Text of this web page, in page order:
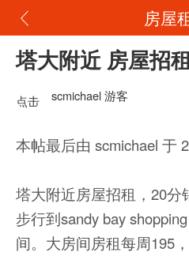
房屋
塔大附近 房屋招
点击
scmichael 游客
本帖最后由 scmichael 于
塔大附近房屋招租，20分
步行到sandy bay
间。大房间房租每周195